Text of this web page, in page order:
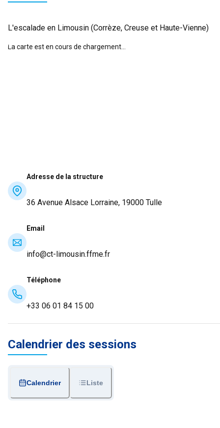
L'escalade en Limousin (Corrèze, Creuse et Haute-Vienne)
La carte est en cours de chargement...
Adresse de la structure
36 Avenue Alsace Lorraine, 19000 Tulle
Email
info@ct-limousin.ffme.fr
Téléphone
+33 06 01 84 15 00
Calendrier des sessions
Calendrier Liste